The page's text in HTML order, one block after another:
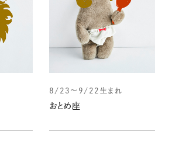
8/23～9/22生まれ
おとめ座